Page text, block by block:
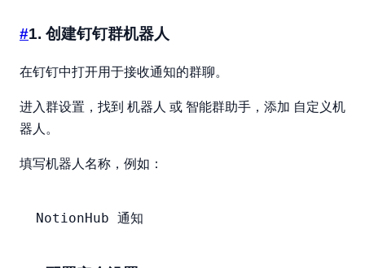
#1. 创建钉钉群机器人
在钉钉中打开用于接收通知的群聊。
进入群设置，找到 机器人 或 智能群助手 ，添加 自定义机
器人。
填写机器人名称，例如：
NotionHub 通知